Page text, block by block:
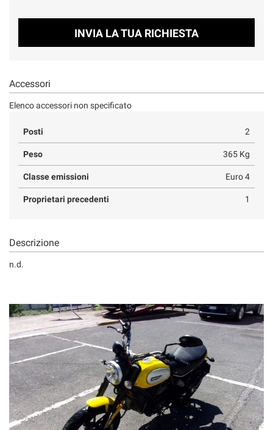
INVIA LA TUA RICHIESTA
Accessori
Elenco accessori non specificato
Posti 2
Peso 365 Kg
Classe emissioni Euro 4
Proprietari precedenti 1
Descrizione
n.d.
Salva
le